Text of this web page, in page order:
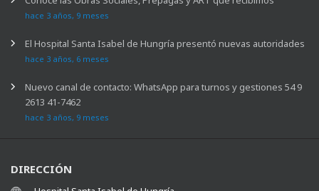
hace 3 años, 9 meses
El Hospital Santa Isabel de Hungría presentó nuevas autoridades
hace 3 años, 6 meses
Nuevo canal de contacto: WhatsApp para turnos y gestiones 54 9
2613 41-7462
hace 3 años, 9 meses
DIRECCIÓN